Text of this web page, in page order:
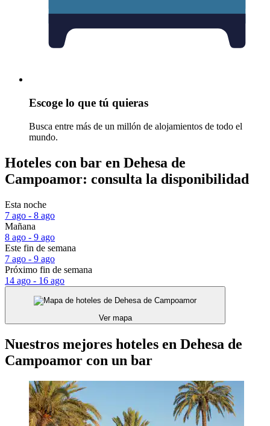
Escoge lo que tú quieras
Busca entre más de un millón de alojamientos de todo el
mundo.
Hoteles con bar en Dehesa de
Campoamor: consulta la disponibilidad
Esta noche
7 ago - 8 ago
Mañana
8 ago - 9 ago
Este fin de semana
7 ago - 9 ago
Próximo fin de semana
14 ago - 16 ago
Ver mapa
Nuestros mejores hoteles en Dehesa de
Campoamor con un bar